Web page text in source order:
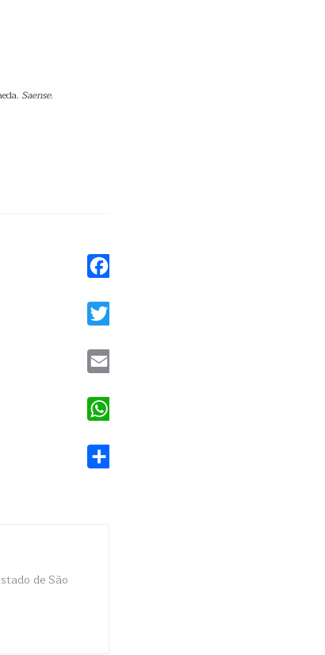
Saense.
de São